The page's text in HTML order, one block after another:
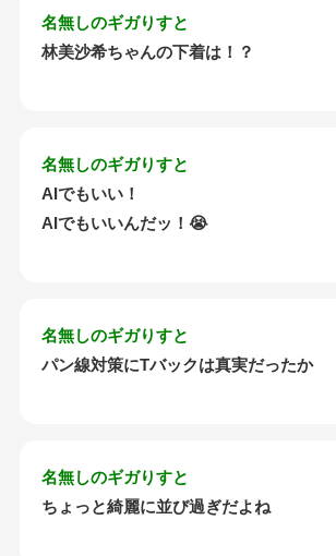
名無しのギガりすと
林美沙希ちゃんの下着は！？
名無しのギガりすと
AIでもいい！
AIでもいいんだッ！😭
名無しのギガりすと
パン線対策にTバックは真実だったか
名無しのギガりすと
ちょっと綺麗に並び過ぎだよね